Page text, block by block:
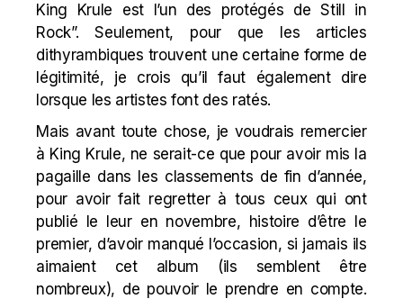
King Krule est l’un des protégés de Still in
Rock”. Seulement, pour que les articles
dithyrambiques trouvent une certaine forme de
légitimité, je crois qu’il faut également dire
lorsque les artistes font des ratés.
Mais avant toute chose, je voudrais remercier
à King Krule, ne serait-ce que pour avoir mis la
pagaille dans les classements de fin d’année,
pour avoir fait regretter à tous ceux qui ont
publié le leur en novembre, histoire d’être le
premier, d’avoir manqué l’occasion, si jamais ils
aimaient cet album (ils semblent être
nombreux), de pouvoir le prendre en compte.